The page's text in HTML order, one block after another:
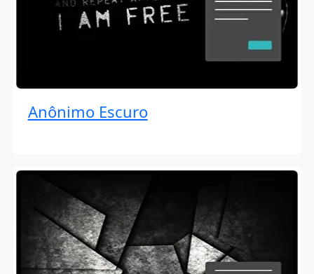
Anônimo Escuro